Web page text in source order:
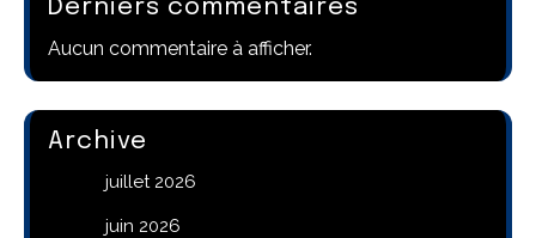
Derniers commentaires
Aucun commentaire à afficher.
Archive
juillet 2026
juin 2026